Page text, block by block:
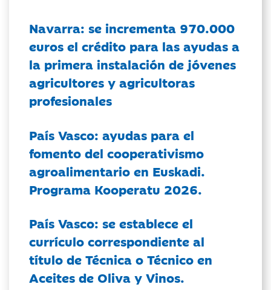
Navarra: se incrementa 970.000
euros el crédito para las ayudas a
la primera instalación de jóvenes
agricultores y agricultoras
profesionales
País Vasco: ayudas para el
fomento del cooperativismo
agroalimentario en Euskadi.
Programa Kooperatu 2026.
País Vasco: se establece el
currículo correspondiente al
título de Técnica o Técnico en
Aceites de Oliva y Vinos.